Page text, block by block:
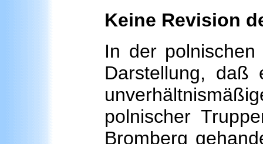
Keine Revision
In der polnischen
Darstellung,
polnischer
Bromberg